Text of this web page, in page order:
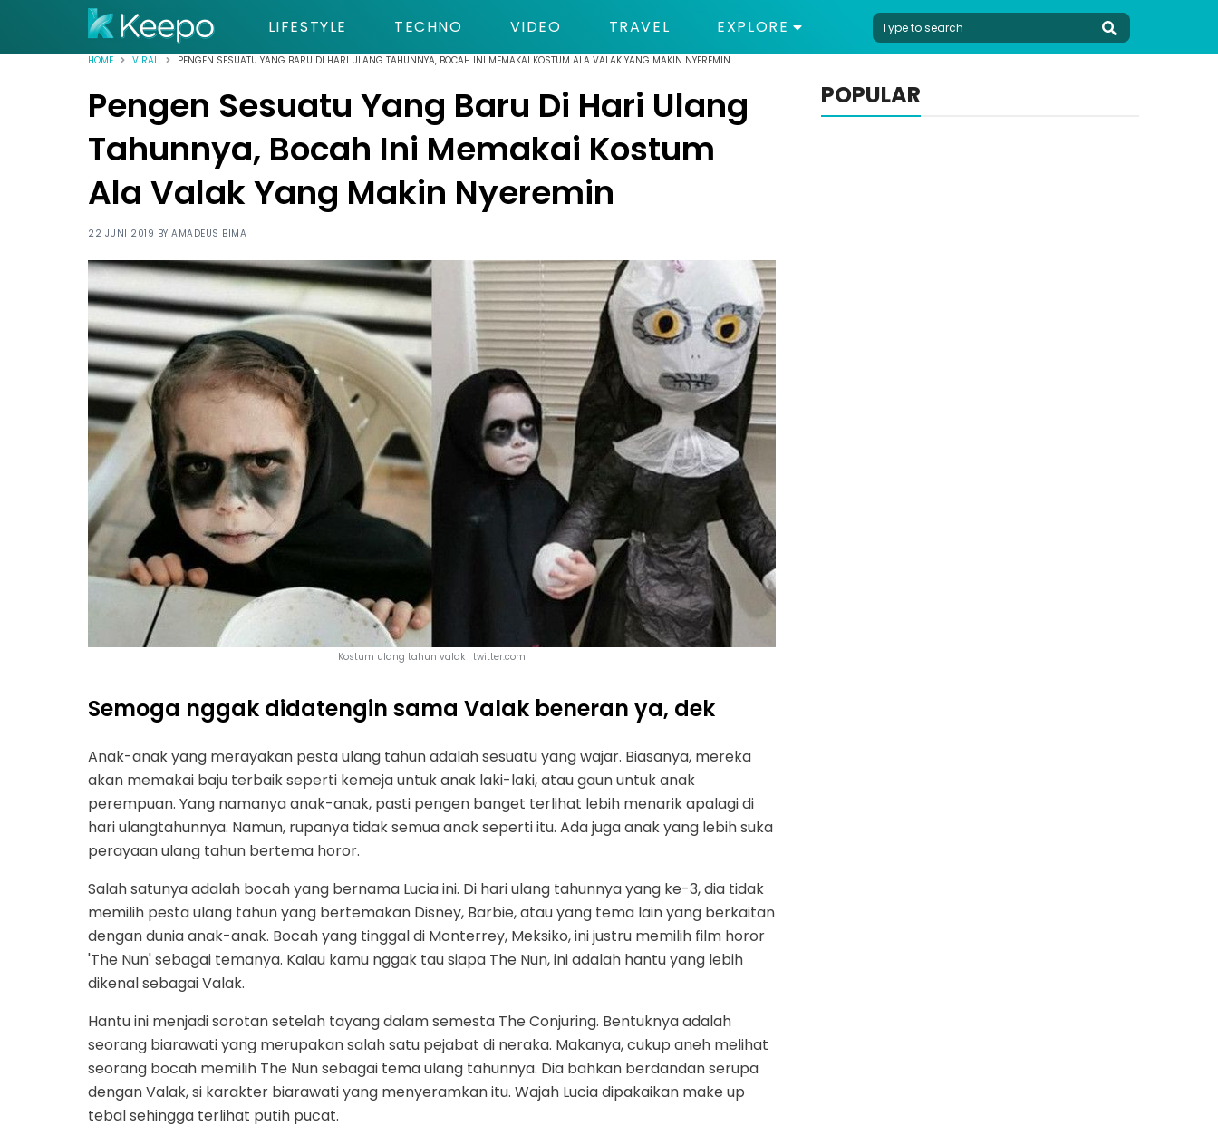
LIFESTYLE TECHNO VIDEO TRAVEL EXPLORE
HOME VIRAL PENGEN SESUATU YANG BARU DI HARI ULANG TAHUNNYA, BOCAH INI MEMAKAI KOSTUM ALA VALAK YANG MAKIN NYEREMIN
Pengen Sesuatu Yang Baru Di Hari Ulang
Tahunnya, Bocah Ini Memakai Kostum
Ala Valak Yang Makin Nyeremin
22 JUNI 2019 BY AMADEUS BIMA
Kostum ulang tahun valak | twitter.com
Semoga nggak didatengin sama Valak beneran ya, dek
Anak-anak yang merayakan pesta ulang tahun adalah sesuatu yang wajar. Biasanya, mereka
akan memakai baju terbaik seperti kemeja untuk anak laki-laki, atau gaun untuk anak
perempuan. Yang namanya anak-anak, pasti pengen banget terlihat lebih menarik apalagi di
hari ulangtahunnya. Namun, rupanya tidak semua anak seperti itu. Ada juga anak yang lebih suka
perayaan ulang tahun bertema horor.
Salah satunya adalah bocah yang bernama Lucia ini. Di hari ulang tahunnya yang ke-3, dia tidak
memilih pesta ulang tahun yang bertemakan Disney, Barbie, atau yang tema lain yang berkaitan
dengan dunia anak-anak. Bocah yang tinggal di Monterrey, Meksiko, ini justru memilih film horor
'The Nun' sebagai temanya. Kalau kamu nggak tau siapa The Nun, ini adalah hantu yang lebih
dikenal sebagai Valak.
Hantu ini menjadi sorotan setelah tayang dalam semesta The Conjuring. Bentuknya adalah
seorang biarawati yang merupakan salah satu pejabat di neraka. Makanya, cukup aneh melihat
seorang bocah memilih The Nun sebagai tema ulang tahunnya. Dia bahkan berdandan serupa
dengan Valak, si karakter biarawati yang menyeramkan itu. Wajah Lucia dipakaikan make up
tebal sehingga terlihat putih pucat.
POPULAR